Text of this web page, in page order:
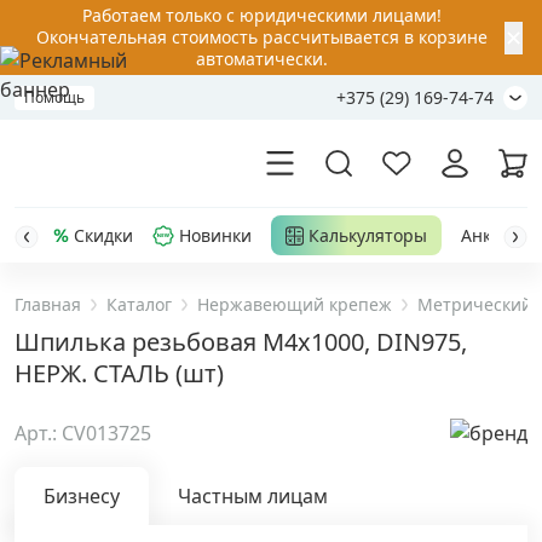
Работаем только с юридическими лицами!
Окончательная стоимость рассчитывается в корзине
автоматически.
Помощь +375 (29) 169-74-74
Акции
Распродажа
Уценка
Анкерная техника
Скидки Новинки Калькуляторы Анкер-
Главная Каталог Нержавеющий крепеж Метрический
Шпилька резьбовая М4х1000, DIN975,
НЕРЖ. СТАЛЬ (шт)
Арт.: CV013725
Бизнесу Частным лицам